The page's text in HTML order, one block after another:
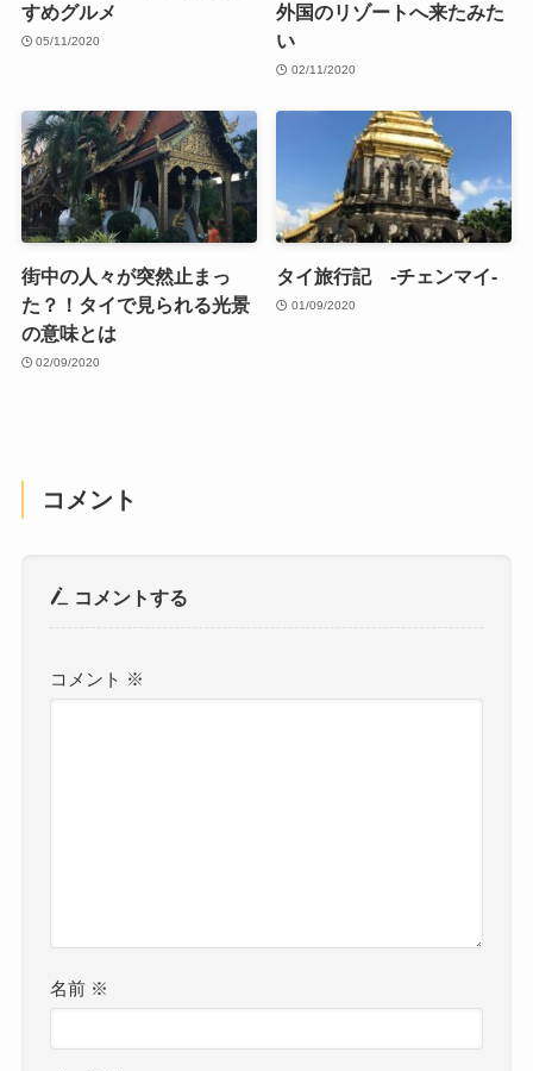
すめグルメ
05/11/2020
外国のリゾートへ来たみた
い
02/11/2020
街中の人々が突然止まっ
た？！タイで見られる光景
の意味とは
02/09/2020
タイ旅行記 -チェンマイ-
01/09/2020
コメント
コメントする
コメント ※
名前 ※